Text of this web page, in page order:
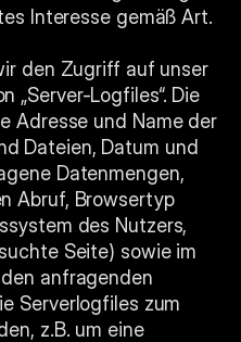
Interesse gemäß Art.
den Zugriff auf unser
„Server-Logfiles“. Die
Adresse und Name der
Dateien, Datum und
Datenmengen,
Abruf, Browsertyp
des Nutzers,
Seite) sowie im
anfragenden
Serverlogfiles zum
z.B. um eine